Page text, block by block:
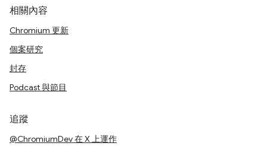
相關內容
Chromium 更新
個案研究
封存
Podcast 與節目
追蹤
@ChromiumDev 在 X 上運作